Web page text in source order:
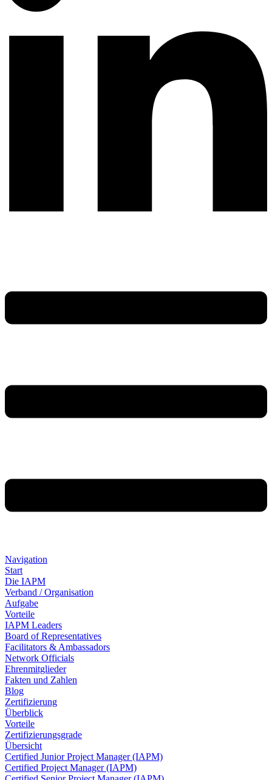
Navigation
Start
Die IAPM
Verband / Organisation
Aufgabe
Vorteile
IAPM Leaders
Board of Representatives
Facilitators & Ambassadors
Network Officials
Ehrenmitglieder
Fakten und Zahlen
Blog
Zertifizierung
Überblick
Vorteile
Zertifizierungsgrade
Übersicht
Certified Junior Project Manager (IAPM)
Certified Project Manager (IAPM)